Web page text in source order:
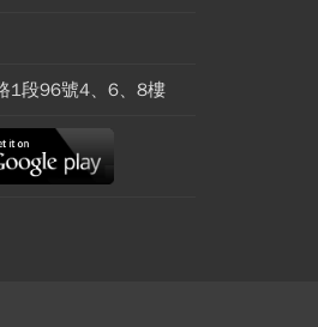
1段96號4、6、8樓